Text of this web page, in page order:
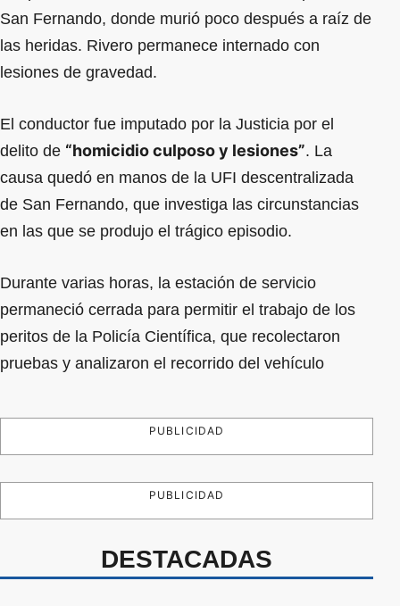
San Fernando, donde murió poco después a raíz de
las heridas. Rivero permanece internado con
lesiones de gravedad.
El conductor fue imputado por la Justicia por el
delito de “homicidio culposo y lesiones”. La
causa quedó en manos de la UFI descentralizada
de San Fernando, que investiga las circunstancias
en las que se produjo el trágico episodio.
Durante varias horas, la estación de servicio
permaneció cerrada para permitir el trabajo de los
peritos de la Policía Científica, que recolectaron
pruebas y analizaron el recorrido del vehículo
PUBLICIDAD
PUBLICIDAD
DESTACADAS